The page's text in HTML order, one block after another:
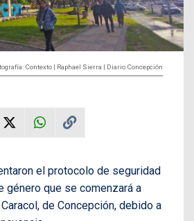
Contexto | Raphael Sierra | Diario Concepción
el protocolo de seguridad
género que se comenzará a
de Concepción, debido a